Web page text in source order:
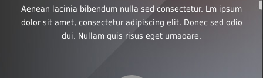
Aenean lacinia bibendum nulla sed consectetur. Lm ipsum
dolor sit amet, consectetur adipiscing elit. Donec sed odio
dui. Nullam quis risus eget urnaoare.